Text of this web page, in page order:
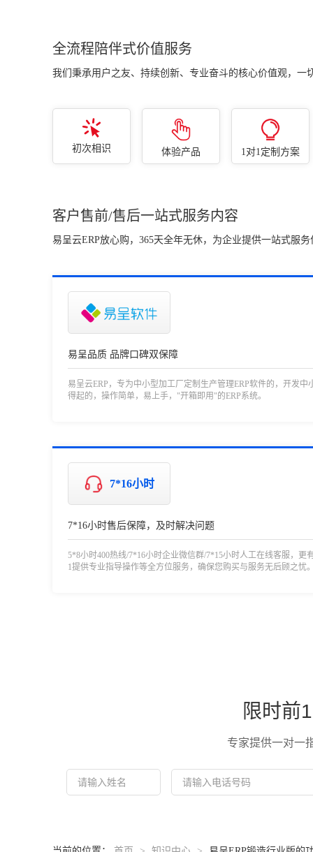
全流程陪伴式价值服务
我们秉承用户之友、持续创新、专业奋斗的核心价值观，一
初次相识 体验产品 1对1定制方案
客户售前/售后一站式服务内容
易呈云ERP放心购，365天全年无休，为企业提供一站式服务
易呈品质 品牌口碑双保障
易呈云ERP，专为中小型加工厂定制生产管理ERP软件的，开发中
得起的，操作简单，易上手，"开箱即用"的ERP系统。
7*16小时
7*16小时售后保障，及时解决问题
5*8小时400热线/7*16小时企业微信群/7*15小时人工在线客服，更
1提供专业指导操作等全方位服务，确保您购买与服务无后顾之忧
限时前
专家提供一对一